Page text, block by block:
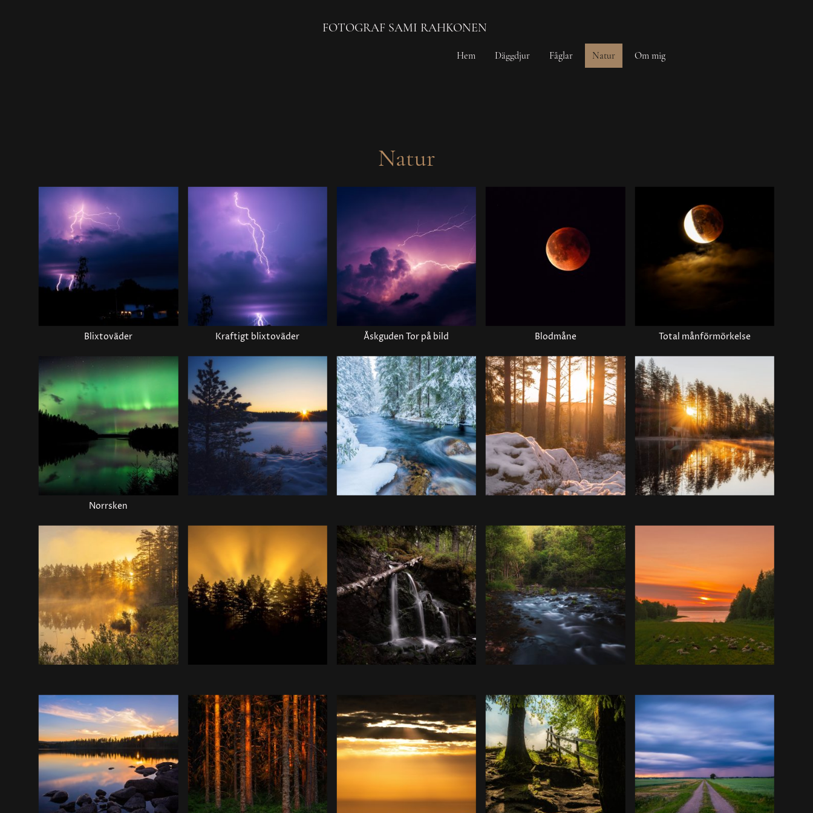
FOTOGRAF SAMI RAHKONEN
Hem Däggdjur Fåglar Natur Om mig
Natur
Blixtoväder Kraftigt blixtoväder Åskguden Tor på bild Blodmåne Total månförmörkelse
Norrsken